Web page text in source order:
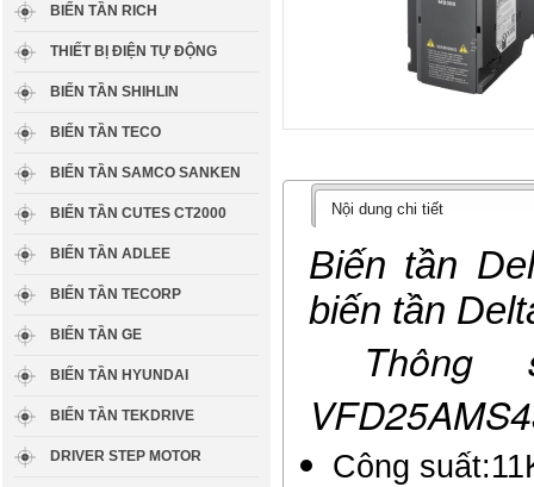
BIẾN TẦN RICH
THIẾT BỊ ĐIỆN TỰ ĐỘNG
BIẾN TẦN SHIHLIN
BIẾN TẦN TECO
BIẾN TẦN SAMCO SANKEN
BIẾN TẦN CUTES CT2000
BIẾN TẦN ADLEE
BIẾN TẦN TECORP
BIẾN TẦN GE
BIẾN TẦN HYUNDAI
BIẾN TẦN TEKDRIVE
DRIVER STEP MOTOR
Nội dung chi tiết
Biến tần
biến tần
Thông
Công